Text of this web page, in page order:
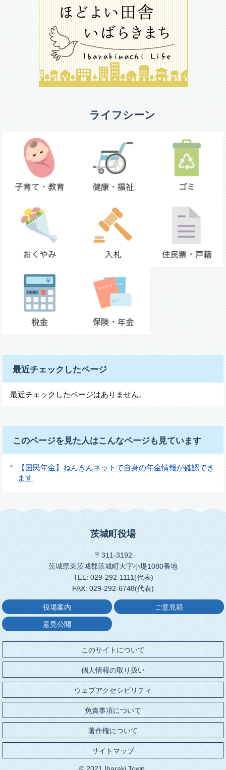
ライフシーン
最近チェックしたページ
最近チェックしたページはありません。
このページを見た人はこんなページも見ています
【国民年金】ねんきんネットで自身の年金情報が確認でき
ます
茨城町役場
〒311-3192
茨城県東茨城郡茨城町大字小堤1080番地
TEL: 029-292-1111(代表)
FAX: 029-292-6748(代表)
役場案内 ご意見箱
意見公開
このサイトについて
個人情報の取り扱い
ウェブアクセシビリティ
免責事項について
著作権について
サイトマップ